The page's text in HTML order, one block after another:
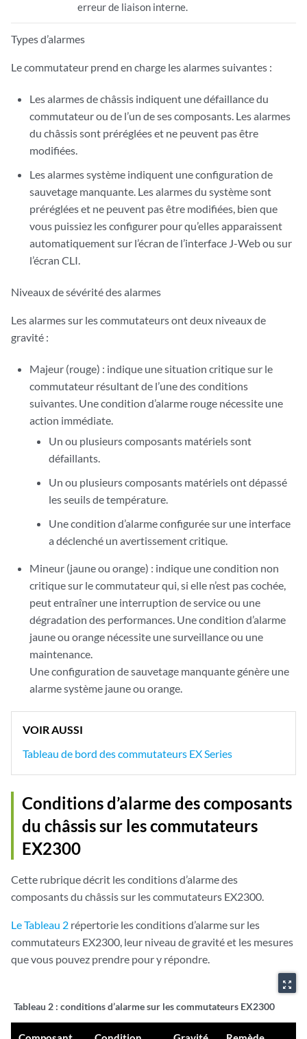
erreur de liaison interne.
Types d’alarmes
Le commutateur prend en charge les alarmes suivantes :
Les alarmes de châssis indiquent une défaillance du
commutateur ou de l’un de ses composants. Les alarmes
du châssis sont préréglées et ne peuvent pas être
modifiées.
Les alarmes système indiquent une configuration de
sauvetage manquante. Les alarmes du système sont
préréglées et ne peuvent pas être modifiées, bien que
vous puissiez les configurer pour qu’elles apparaissent
automatiquement sur l’écran de l’interface J-Web ou sur
l’écran CLI.
Niveaux de sévérité des alarmes
Les alarmes sur les commutateurs ont deux niveaux de
gravité :
Majeur (rouge) : indique une situation critique sur le
commutateur résultant de l’une des conditions
suivantes. Une condition d’alarme rouge nécessite une
action immédiate.
Un ou plusieurs composants matériels sont
défaillants.
Un ou plusieurs composants matériels ont dépassé
les seuils de température.
Une condition d’alarme configurée sur une interface
a déclenché un avertissement critique.
Mineur (jaune ou orange) : indique une condition non
critique sur le commutateur qui, si elle n’est pas cochée,
peut entraîner une interruption de service ou une
dégradation des performances. Une condition d’alarme
jaune ou orange nécessite une surveillance ou une
maintenance.
Une configuration de sauvetage manquante génère une
alarme système jaune ou orange.
VOIR AUSSI
Tableau de bord des commutateurs EX Series
Conditions d’alarme des composants
du châssis sur les commutateurs
EX2300
Cette rubrique décrit les conditions d’alarme des
composants du châssis sur les commutateurs EX2300.
Le Tableau 2 répertorie les conditions d’alarme sur les
commutateurs EX2300, leur niveau de gravité et les mesures
que vous pouvez prendre pour y répondre.
zoom_out_map
Tableau 2 : conditions d’alarme sur les commutateurs EX2300